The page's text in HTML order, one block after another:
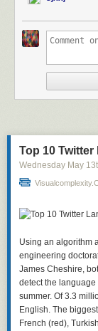
对某些项目很适用
OPA Life Planner —
新的缩写替代：
Planner一样的纸质
提供的特定计划范式
一次购买Palm IIIxe
部分手持设备的计划
面呆板（笔纸都经常
灵活。请试试有无可
看你的日程安排、待
张的灵活性，但纸
点，在于编辑更新
普通文字编辑软件
专用工具更灵活。
软件的情况下切换
我经常与朋友们讨
正如我前面提到的
有这么一天，自己
所有信息联系在一
指導下，致力研究
授。一九八七年，
鍾院士成功找到了
的角色。儘管羽毛
時，其實仍是使用
闢蹊徑地鑽研鳥羽
發現了鴨喙和雞喙
續刊登上了
《科學》
院院刊》（PNAS ）
動物的毛髮生長的研
Top 10
Wednesday May 13
Using an algorithm
engineering
James Cheshire,
detect the language
summer. Of 3.3
English. The
French (red),